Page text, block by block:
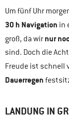
Um fünf Uhr
30 h Navigation in
groß, da wir nur
sind. Doch die
Freude ist schnell
Dauerregen
LANDUNG IN